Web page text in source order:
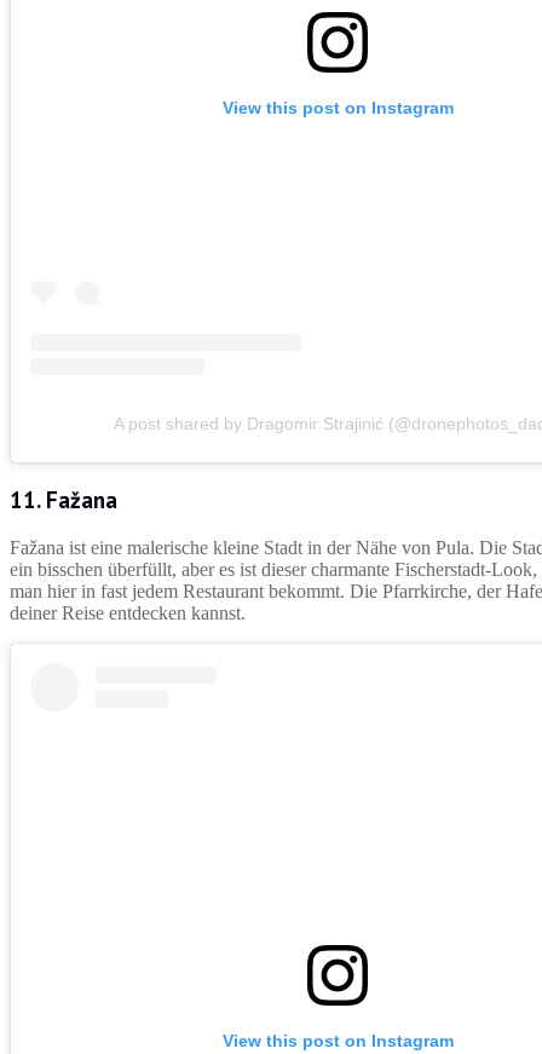
View this post on Instagram
A post shared by Dragomir Strajinić
11. Fažana
Fažana ist eine malerische kleine Stadt in der Nähe von Pula. Die
ein bisschen überfüllt, aber es ist dieser charmante Fischerstadt-
man hier in fast jedem Restaurant bekommt. Die Pfarrkirche, der
deiner Reise entdecken kannst.
View this post on Instagram